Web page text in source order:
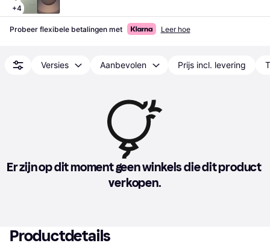
+4
Probeer flexibele betalingen met Leer hoe
Versies Aanbevolen Prijs incl. levering
Er zijn op dit moment geen winkels die dit product
verkopen.
Productdetails